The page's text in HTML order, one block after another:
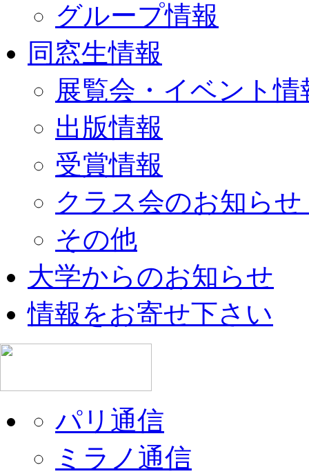
グループ情報
同窓生情報
展覧会・イベント情
出版情報
受賞情報
クラス会のお知らせ
その他
大学からのお知らせ
情報をお寄せ下さい
パリ通信
ミラノ通信